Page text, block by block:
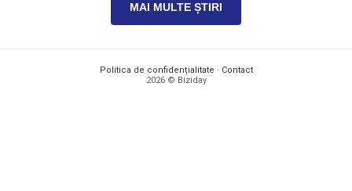
MAI MULTE ȘTIRI
Politica de confidențialitate · Contact
2026 © Biziday